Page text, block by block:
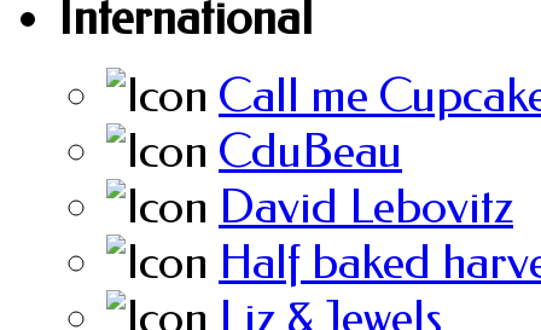
International
Call me
CduBeau
David Lebovitz
Half baked
Liz & Jewels